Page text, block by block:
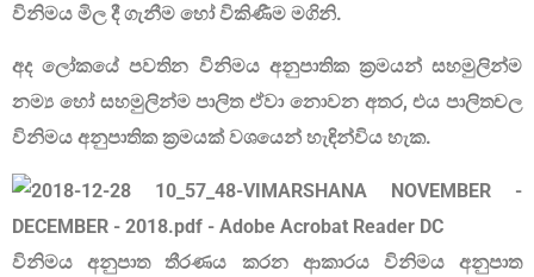
විනිමය මිල දී ගැනීම හෝ විකිණීම මගිනි.
අද ලෝකයේ පවතින විනිමය අනුපාතික ක‍්‍රමයන් සහමුලින්ම
නම්‍ය හෝ සහමුලින්ම පාලිත ඒවා නොවන අතර, එය පාලිතචල
විනිමය අනුපාතික ක‍්‍රමයක් වශයෙන් හැඳින්විය හැක.
විනිමය අනුපාත තීරණය කරන ආකාරය විනිමය අනුපාත